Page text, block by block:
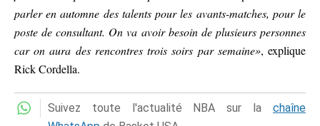
parler en automne des talents pour les avants-matches, pour le
poste de consultant. On va avoir besoin de plusieurs personnes
car on aura des rencontres trois soirs par semaine», explique
Rick Cordella.
Suivez toute l'actualité NBA sur la chaîne